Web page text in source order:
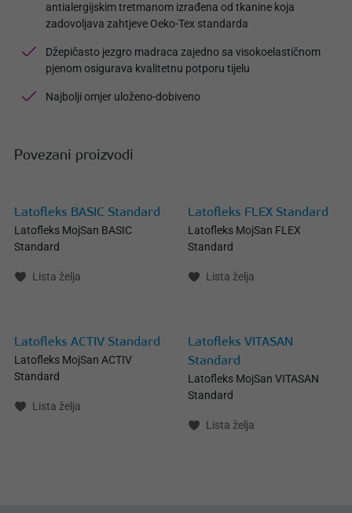
antialergijskim tretmanom izrađena od tkanine koja
zadovoljava zahtjeve Oeko-Tex standarda
Džepičasto jezgro madraca zajedno sa visokoelastičnom
pjenom osigurava kvalitetnu potporu tijelu
Najbolji omjer uloženo-dobiveno
Povezani proizvodi
Latofleks BASIC Standard
Latofleks MojSan BASIC
Standard
Lista želja
Latofleks FLEX Standard
Latofleks MojSan FLEX
Standard
Lista želja
Latofleks ACTIV Standard
Latofleks MojSan ACTIV
Standard
Lista želja
Latofleks VITASAN
Standard
Latofleks MojSan VITASAN
Standard
Lista želja